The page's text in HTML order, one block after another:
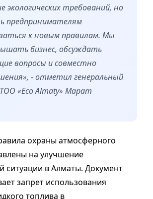
экологических требований, но
предпринимателям
к новым правилам. Мы
бизнес, обсуждать
вопросы и совместно
- отметил генеральный
«Eco Almaty» Марат
охраны атмосферного
на улучшение
ситуации в Алматы. Документ
запрет использования
топлива в